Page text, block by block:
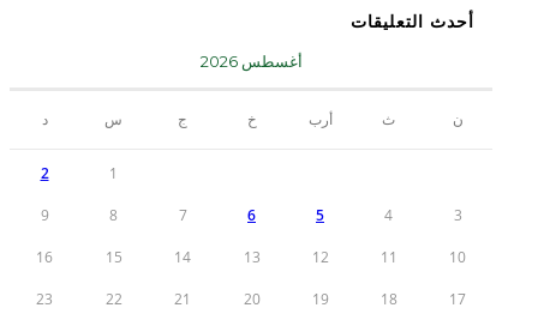
أحدث التعليقات
أغسطس 2026
ن ث أرب خ ج س د
1
2
3
4
5
6
7
8
9
10
11
12
13
14
15
16
17
18
19
20
21
22
23